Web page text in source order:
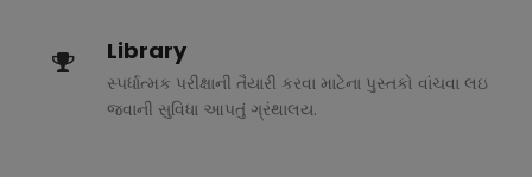
Library
સ્પર્ધાત્મક પરીક્ષાની તૈયારી કરવા માટેના પુસ્તકો વાંચવા લઇ
જવાની સુવિધા આપતું ગ્રંથાલય.